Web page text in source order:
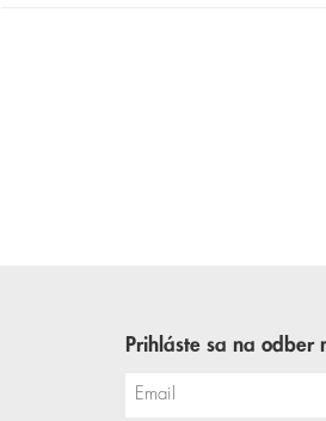
Prihláste sa na odber